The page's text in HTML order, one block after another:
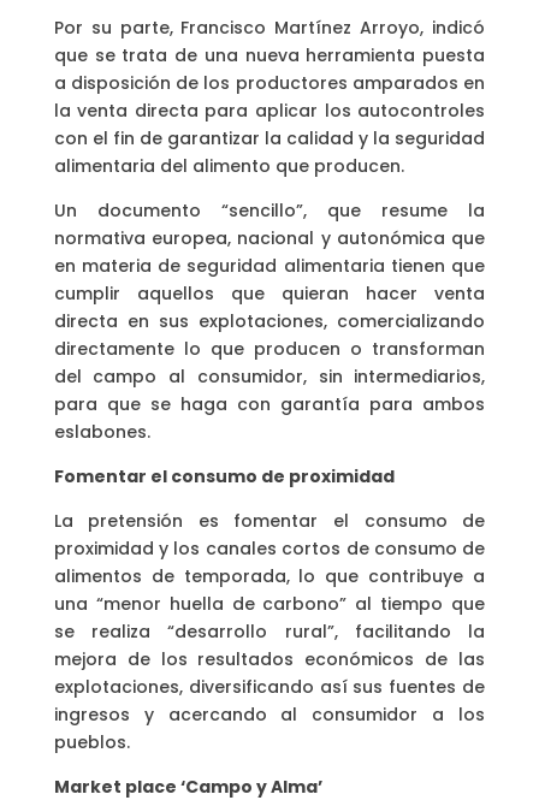
Por su parte, Francisco Martínez Arroyo, indicó
que se trata de una nueva herramienta puesta
a disposición de los productores amparados en
la venta directa para aplicar los autocontroles
con el fin de garantizar la calidad y la seguridad
alimentaria del alimento que producen.
Un documento “sencillo”, que resume la
normativa europea, nacional y autonómica que
en materia de seguridad alimentaria tienen que
cumplir aquellos que quieran hacer venta
directa en sus explotaciones, comercializando
directamente lo que producen o transforman
del campo al consumidor, sin intermediarios,
para que se haga con garantía para ambos
eslabones.
Fomentar el consumo de proximidad
La pretensión es fomentar el consumo de
proximidad y los canales cortos de consumo de
alimentos de temporada, lo que contribuye a
una “menor huella de carbono” al tiempo que
se realiza “desarrollo rural”, facilitando la
mejora de los resultados económicos de las
explotaciones, diversificando así sus fuentes de
ingresos y acercando al consumidor a los
pueblos.
Market place ‘Campo y Alma’